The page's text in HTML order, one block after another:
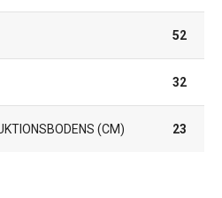
52
32
(CM) 23